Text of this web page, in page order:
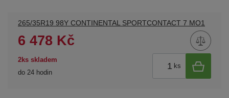
265/35R19 98Y CONTINENTAL SPORTCONTACT 7 MO1
6 478 Kč
2ks skladem
do 24 hodin
ks